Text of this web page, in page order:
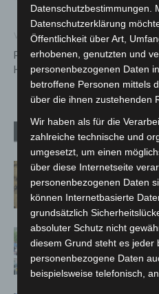
Vorheriger Artikel
Richtfest im Neubau der
Hermann-Löns-Schule
Verwandte Artikel Mehr
Hannover
Polizei,
hautnah
Datenschutzbestimmungen.
Datenschutzerklärung
Öffentlichkeit über Art,
erhobenen, genutzten und
personenbezogenen Daten
betroffene Personen mittels
über die ihnen zustehenden
Wir haben als für die
zahlreiche technische und
umgesetzt, um einen
über diese Internetseite
personenbezogenen Daten
können Internetbasierte
grundsätzlich
absoluter Schutz nicht
diesem Grund steht es jeder
personenbezogene Daten
beispielsweise telefonisch,